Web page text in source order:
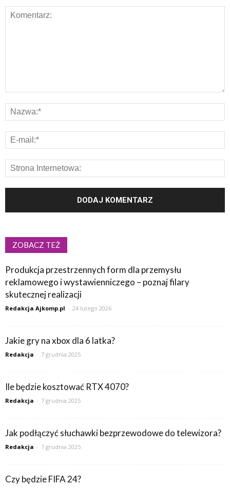
ZOBACZ TEŻ
Produkcja przestrzennych form dla przemysłu
reklamowego i wystawienniczego – poznaj filary
skutecznej realizacji
Redakcja Ajkomp.pl - 24 lutego 2026
Jakie gry na xbox dla 6 latka?
Redakcja - 7 grudnia 2025
Ile będzie kosztować RTX 4070?
Redakcja - 7 grudnia 2025
Jak podłączyć słuchawki bezprzewodowe do telewizora?
Redakcja - 7 grudnia 2025
Czy będzie FIFA 24?